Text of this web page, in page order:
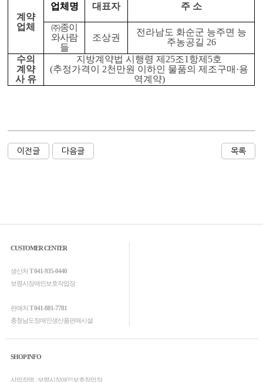
계약
업체
업체명 대표자 주 소
㈜종이
와사람
들
조상권
전라남도 화순군 능주면 능
주농공길 26
수의
계약
사 유
지방계약법 시행령 제 25조1 항제 5호
(추정가격이 2천만원 이하인 물품의 제조구매 ·용
역계약)
이전글 다음글 목록
CUSTOMER CENTER
생산처 T 041-935-0440
보령시장애인보호작업장
판매처 T 041-881-7781
충청남도장애인생산품판매시설
SHOP INFO
사업장명 : 보령시장애인보호작업장